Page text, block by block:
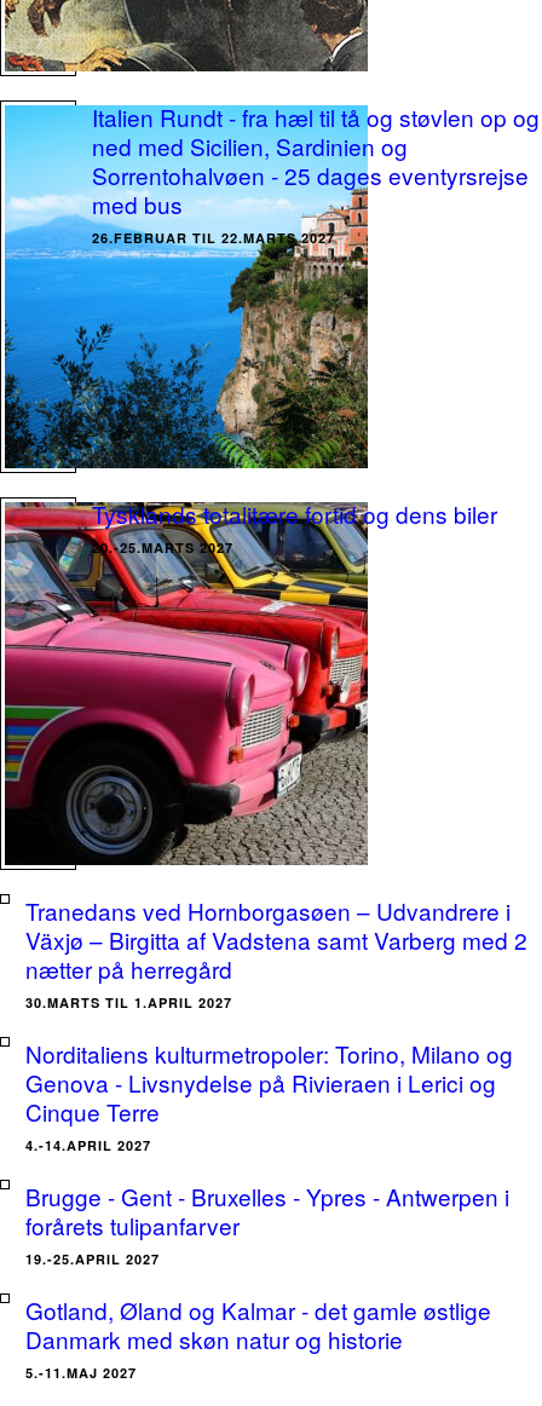
Italien Rundt - fra hæl til tå og støvlen op og
ned med Sicilien, Sardinien og
Sorrentohalvøen - 25 dages eventyrsrejse
med bus
26.FEBRUAR TIL 22.MARTS 2027
Tysklands totalitære fortid og dens biler
20.-25.MARTS 2027
Tranedans ved Hornborgasøen – Udvandrere i
Växjø – Birgitta af Vadstena samt Varberg med 2
nætter på herregård
30.MARTS TIL 1.APRIL 2027
Norditaliens kulturmetropoler: Torino, Milano og
Genova - Livsnydelse på Rivieraen i Lerici og
Cinque Terre
4.-14.APRIL 2027
Brugge - Gent - Bruxelles - Ypres - Antwerpen i
forårets tulipanfarver
19.-25.APRIL 2027
Gotland, Øland og Kalmar - det gamle østlige
Danmark med skøn natur og historie
5.-11.MAJ 2027